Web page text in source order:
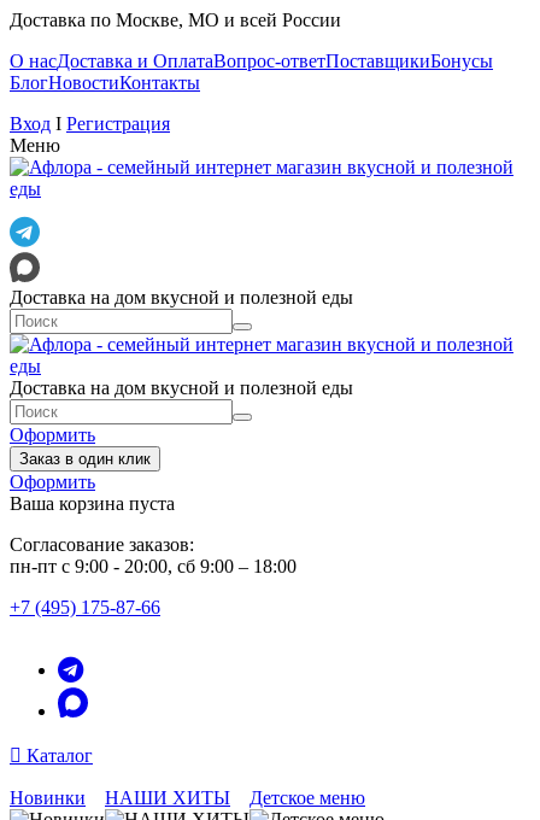
Доставка по Москве, МО и всей России
О насДоставка и ОплатаВопрос-ответПоставщикиБонусы
БлогНовостиКонтакты
Вход I Регистрация
Меню
Доставка на дом вкусной и полезной еды
Доставка на дом вкусной и полезной еды
Оформить
Заказ в один клик
Оформить
Ваша корзина пуста
Согласование заказов:
пн-пт с 9:00 - 20:00, сб 9:00 – 18:00
+7 (495) 175-87-66
Каталог
Новинки НАШИ ХИТЫ Детское меню